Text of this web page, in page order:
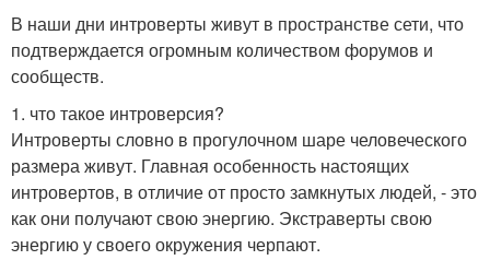
В наши дни интроверты живут в пространстве сети, что
подтверждается огромным количеством форумов и
сообществ.
1. что такое интроверсия?
Интроверты словно в прогулочном шаре человеческого
размера живут. Главная особенность настоящих
интровертов, в отличие от просто замкнутых людей, - это
как они получают свою энергию. Экстраверты свою
энергию у своего окружения черпают.